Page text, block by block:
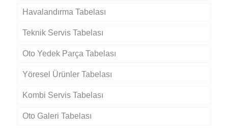
Havalandırma Tabelası
Teknik Servis Tabelası
Oto Yedek Parça Tabelası
Yöresel Ürünler Tabelası
Kombi Servis Tabelası
Oto Galeri Tabelası